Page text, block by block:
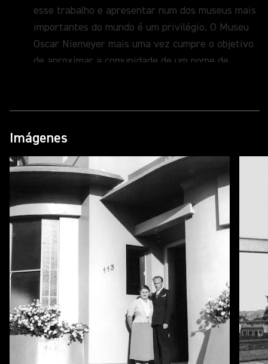
esse trabalho e apresentar num dos museus mais
importantes do mundo é um privilégio. O Museu
Oscar Niemeyer mais uma vez cumpre o objetivo
de aproximar a comunidade de um nome de
secretário de Estado da Cultura, João Luiz Fiani.
para o Brasil pouco tempo depois em 1909.
Instalado em Curitiba, o alemão estudou Artes
Plásticas e Arquitetura por correspondência na
Architectktur System Karnack-Hachfeld de
Potsdam e na Deutche Kunstschule de Berlim. No
final da década de 1920, foi para Berlim fazer
provas e tirar seu diploma. Lá conheceu Hilda
(1902-1999), sua prima, com quem já trocava
cartas. Apaixonaram-se, casaram-se e vieram
para o Brasil.
Aqui, o arquiteto projetou a casa em que moraria
com Hilda, no ano de 1930. Na Rua Jaime Reis, no
centro da capital paranaense, a casa de
Imágenes